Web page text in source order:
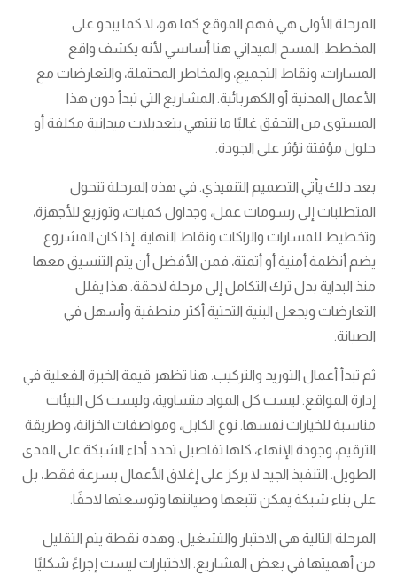
المرحلة الأولى هي فهم الموقع كما هو، لا كما يبدو على
المخطط. المسح الميداني هنا أساسي لأنه يكشف واقع
المسارات، ونقاط التجميع، والمخاطر المحتملة، والتعارضات مع
الأعمال المدنية أو الكهربائية. المشاريع التي تبدأ دون هذا
المستوى من التحقق غالبًا ما تنتهي بتعديلات ميدانية مكلفة أو
حلول مؤقتة تؤثر على الجودة.
بعد ذلك يأتي التصميم التنفيذي. في هذه المرحلة تتحول
المتطلبات إلى رسومات عمل، وجداول كميات، وتوزيع للأجهزة،
وتخطيط للمسارات والراكات ونقاط النهاية. إذا كان المشروع
يضم أنظمة أمنية أو أتمتة، فمن الأفضل أن يتم التنسيق معها
منذ البداية بدل ترك التكامل إلى مرحلة لاحقة. هذا يقلل
التعارضات ويجعل البنية التحتية أكثر منطقية وأسهل في
الصيانة.
ثم تبدأ أعمال التوريد والتركيب. هنا تظهر قيمة الخبرة الفعلية في
إدارة المواقع. ليست كل المواد متساوية، وليست كل البيئات
مناسبة للخيارات نفسها. نوع الكابل، ومواصفات الخزانة، وطريقة
الترقيم، وجودة الإنهاء، كلها تفاصيل تحدد أداء الشبكة على المدى
الطويل. التنفيذ الجيد لا يركز على إغلاق الأعمال بسرعة فقط، بل
على بناء شبكة يمكن تتبعها وصيانتها وتوسعتها لاحقًا.
المرحلة التالية هي الاختبار والتشغيل. وهذه نقطة يتم التقليل
من أهميتها في بعض المشاريع. الاختبارات ليست إجراءً شكليًا